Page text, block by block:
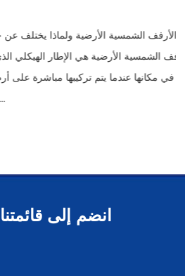
ما هو الأرفف الشمسية الأرضية
الأرفف الشمسية الأرضية هي
الشمسية في مكانها عندما يتم تركيبها
انضم إلى